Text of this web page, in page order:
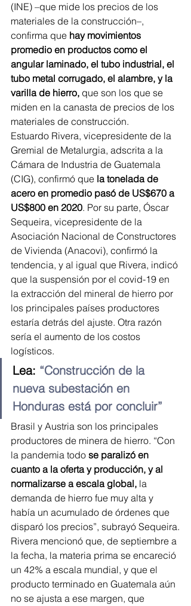
(INE) –que mide los precios de los
materiales de la construcción–,
confirma que hay movimientos
promedio en productos como el
angular laminado, el tubo industrial, el
tubo metal corrugado, el alambre, y la
varilla de hierro, que son los que se
miden en la canasta de precios de los
materiales de construcción.
Estuardo Rivera, vicepresidente de la
Gremial de Metalurgia, adscrita a la
Cámara de Industria de Guatemala
(CIG), confirmó que la tonelada de
acero en promedio pasó de US$670 a
US$800 en 2020. Por su parte, Óscar
Sequeira, vicepresidente de la
Asociación Nacional de Constructores
de Vivienda (Anacovi), confirmó la
tendencia, y al igual que Rivera, indicó
que la suspensión por el covid-19 en
la extracción del mineral de hierro por
los principales países productores
estaría detrás del ajuste. Otra razón
sería el aumento de los costos
logísticos.
Lea: “Construcción de la
nueva subestación en
Honduras está por concluir”
Brasil y Austria son los principales
productores de minera de hierro. “Con
la pandemia todo se paralizó en
cuanto a la oferta y producción, y al
normalizarse a escala global, la
demanda de hierro fue muy alta y
había un acumulado de órdenes que
disparó los precios”, subrayó Sequeira.
Rivera mencionó que, de septiembre a
la fecha, la materia prima se encareció
un 42% a escala mundial, y que el
producto terminado en Guatemala aún
no se ajusta a ese margen, que